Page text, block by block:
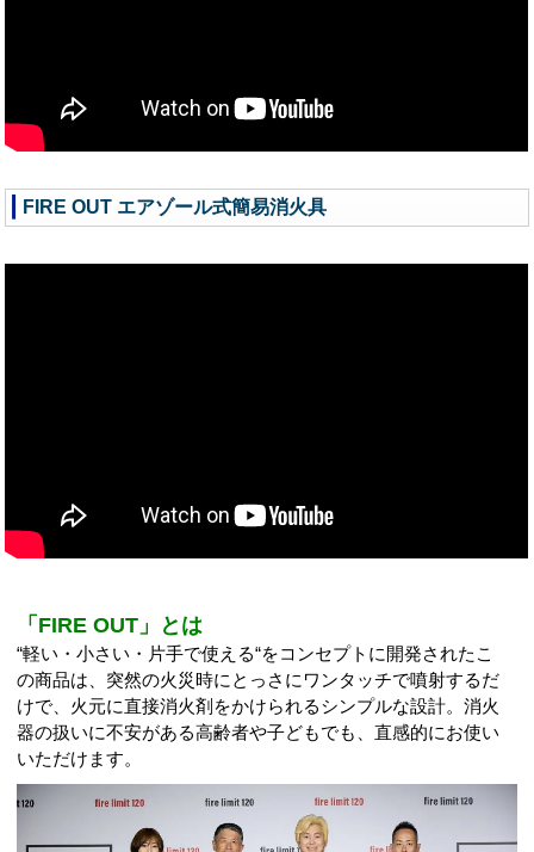
FIRE OUT エアゾール式簡易消火具
「FIRE OUT」とは
“軽い・小さい・片手で使える“をコンセプトに開発されたこ
の商品は、突然の火災時にとっさにワンタッチで噴射するだ
けで、火元に直接消火剤をかけられるシンプルな設計。消火
器の扱いに不安がある高齢者や子どもでも、直感的にお使い
いただけます。